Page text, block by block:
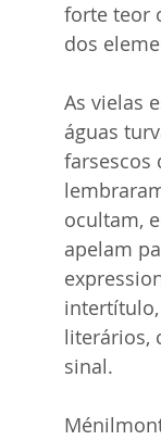
forte teor
dos
As vielas
águas
farsescos
ocultam,
apelam
literários,
sinal.